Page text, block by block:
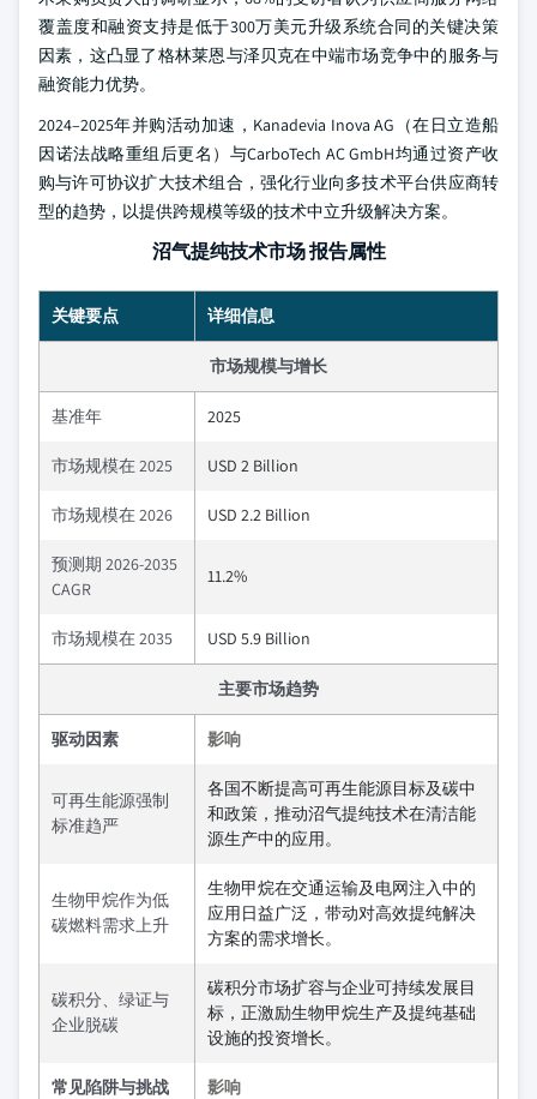
覆盖度和融资支持是低于300万美元升级系统合同的关键决策
因素，这凸显了格林莱恩与泽贝克在中端市场竞争中的服务与
融资能力优势。
2024–2025年并购活动加速，Kanadevia Inova AG（在日立造船
因诺法战略重组后更名）与CarboTech AC GmbH均通过资产收
购与许可协议扩大技术组合，强化行业向多技术平台供应商转
型的趋势，以提供跨规模等级的技术中立升级解决方案。
沼气提纯技术市场 报告属性
关键要点 详细信息
市场规模与增长
基准年 2025
市场规模在 2025 USD 2 Billion
市场规模在 2026 USD 2.2 Billion
预测期 2026-2035
CAGR
11.2%
市场规模在 2035 USD 5.9 Billion
主要市场趋势
驱动因素 影响
可再生能源强制
标准趋严
各国不断提高可再生能源目标及碳中
和政策，推动沼气提纯技术在清洁能
源生产中的应用。
生物甲烷作为低
碳燃料需求上升
生物甲烷在交通运输及电网注入中的
应用日益广泛，带动对高效提纯解决
方案的需求增长。
碳积分、绿证与
企业脱碳
碳积分市场扩容与企业可持续发展目
标，正激励生物甲烷生产及提纯基础
设施的投资增长。
常见陷阱与挑战 影响